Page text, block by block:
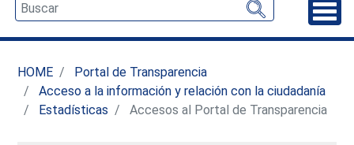
HOME
Portal de Transparencia
Acceso a la información y relación con la ciudadanía
Estadísticas
Accesos al Portal de Transparencia